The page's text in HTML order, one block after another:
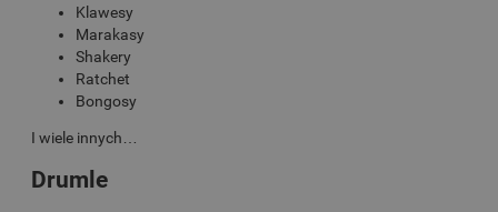
Klawesy
Marakasy
Shakery
Ratchet
Bongosy
I wiele innych…
Drumle